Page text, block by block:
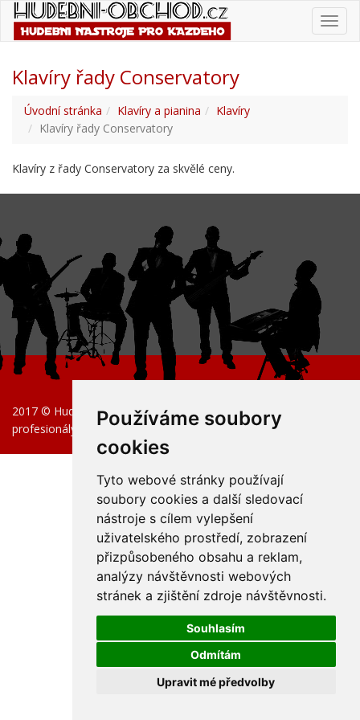
Používáme soubory
cookies
Tyto webové stránky používají
soubory cookies a další sledovací
nástroje s cílem vylepšení
uživatelského prostředí, zobrazení
přizpůsobeného obsahu a reklam,
analýzy návštěvnosti webových
stránek a zjištění zdroje návštěvnosti.
Souhlasím
Odmítám
Upravit mé předvolby
Klavíry řady Conservatory
Úvodní stránka Klavíry a pianina
Klavíry
Klavíry řady Conservatory
Klavíry z řady Conservatory za skvělé ceny.
2017 © Hudební nástroje pro začátečníky, pokročilé i
profesionály.